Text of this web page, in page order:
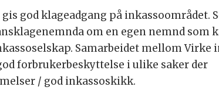
god klageadgang på inkassoområdet.
om en egen nemnd som
Samarbeidet mellom Virke
forbrukerbeskyttelse i ulike saker der
/ god inkassoskikk.